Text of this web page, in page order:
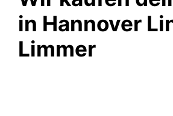
in Hannover
Limmer